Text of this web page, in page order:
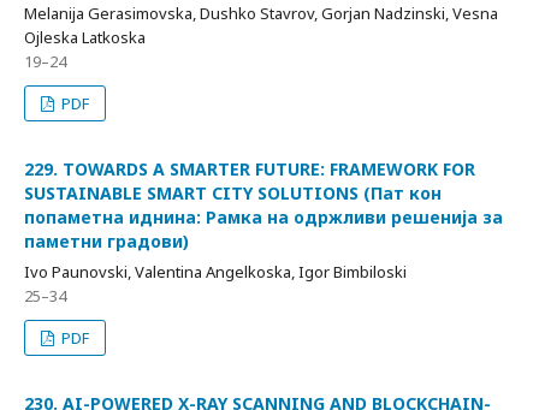
Melanija Gerasimovska, Dushko Stavrov, Gorjan Nadzinski, Vesna
Ojleska Latkoska
19–24
PDF
229. TOWARDS A SMARTER FUTURE: FRAMEWORK FOR
SUSTAINABLE SMART CITY SOLUTIONS (Пат кон
попаметна иднина: Рамка на одржливи решенија за
паметни градови)
Ivo Paunovski, Valentina Angelkoska, Igor Bimbiloski
25–34
PDF
230. AI-POWERED X-RAY SCANNING AND BLOCKCHAIN-